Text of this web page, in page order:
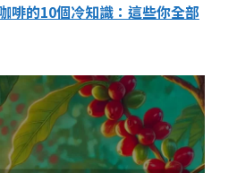
啡的10個冷知識：這些你全部